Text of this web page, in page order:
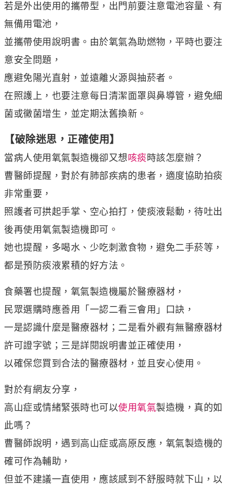
若是外出使用的攜帶型，出門前要注意電池容量、有
無備用電池，
並攜帶使用說明書。由於氧氣為助燃物，平時也要注
意安全問題，
應避免陽光直射，並遠離火源與抽菸者。
在照護上，也要注意每日清潔面罩與鼻導管，避免細
菌或黴菌增生，並定期汰舊換新。
【破除迷思，正確使用】
當病人使用氧氣製造機卻又想咳痰時該怎麼辦？
曹醫師提醒，對於有肺部疾病的患者，適度協助拍痰
非常重要，
照護者可拱起手掌、空心拍打，使痰液鬆動，待吐出
後再使用氧氣製造機即可。
她也提醒，多喝水、少吃刺激食物，避免二手菸等，
都是預防痰液累積的好方法。
食藥署也提醒，氧氣製造機屬於醫療器材，
民眾選購時應善用「一認二看三會用」口訣，
一是認識什麼是醫療器材；二是看外觀有無醫療器材
許可證字號；三是詳閱說明書並正確使用，
以確保您買到合法的醫療器材，並且安心使用。
對於有網友分享，
高山症或情緒緊張時也可以使用氧氣製造機，真的如
此嗎？
曹醫師說明，遇到高山症或高原反應，氧氣製造機的
確可作為輔助，
但並不建議一直使用，應該感到不舒服時就下山，以